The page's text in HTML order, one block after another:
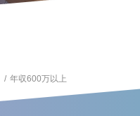
年収600万以上